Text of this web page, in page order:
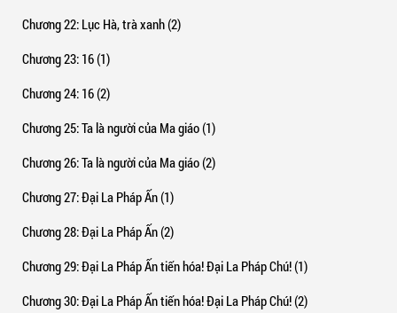
Chương 22: Lục Hà, trà xanh (2)
Chương 23: 16 (1)
Chương 24: 16 (2)
Chương 25: Ta là người của Ma giáo (1)
Chương 26: Ta là người của Ma giáo (2)
Chương 27: Đại La Pháp Ấn (1)
Chương 28: Đại La Pháp Ấn (2)
Chương 29: Đại La Pháp Ấn tiến hóa! Đại La Pháp Chú! (1)
Chương 30: Đại La Pháp Ấn tiến hóa! Đại La Pháp Chú! (2)